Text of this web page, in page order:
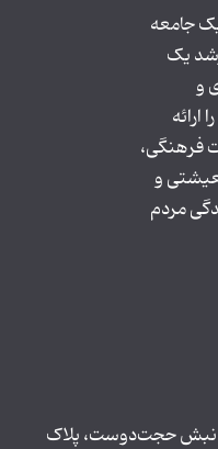
جامعه
یک
و
فرهنگی،
و
مردم
نبش حجت‌دوست، پلاک